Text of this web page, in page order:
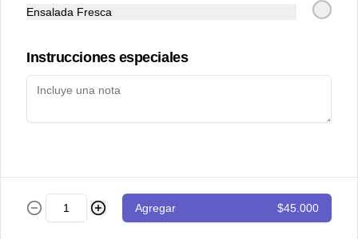
pico de gallo
Totopos especiales
Nachos con guacamole, pico de gallo,
carne desmechada y queso cheddar.
Ensalada Fresca
Instrucciones especiales
Agregar $45.000